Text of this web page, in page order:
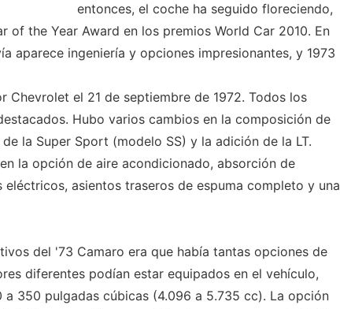
entonces, el coche ha seguido floreciendo,
of the Year Award en los premios World Car 2010. En
aparece ingeniería y opciones impresionantes, y 1973
Chevrolet el 21 de septiembre de 1972. Todos los
Hubo varios cambios en la composición de
la Super Sport (modelo SS) y la adición de la LT.
la opción de aire acondicionado, absorción de
eléctricos, asientos traseros de espuma completo y una
del '73 Camaro era que había tantas opciones de
diferentes podían estar equipados en el vehículo,
350 pulgadas cúbicas (4.096 a 5.735 cc). La opción